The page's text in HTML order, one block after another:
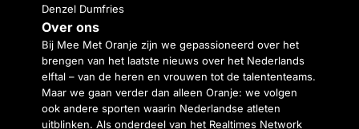
Denzel Dumfries
Over ons
Bij Mee Met Oranje zijn we gepassioneerd over het
brengen van het laatste nieuws over het Nederlands
elftal – van de heren en vrouwen tot de talententeams.
Maar we gaan verder dan alleen Oranje: we volgen
ook andere sporten waarin Nederlandse atleten
uitblinken. Als onderdeel van het Realtimes Network